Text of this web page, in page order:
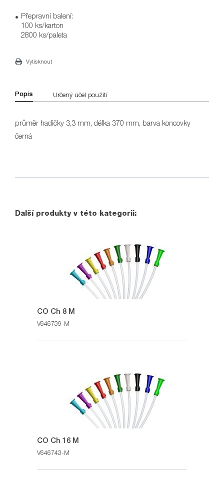
Přepravní balení:
100 ks/karton
2800 ks/paleta
Vytisknout
Popis Určený účel použití
průměr hadičky 3,3 mm, délka 370 mm, barva koncovky
černá
Další produkty v této kategorii:
CO Ch 8 M
V646739-M
CO Ch 16 M
V646743-M